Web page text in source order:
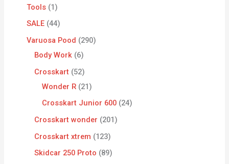
Tools 1
SALE 44
Varuosa Pood
290
Body Work 6
Crosskart 52
Wonder R 21
Crosskart Junior 600 24
Crosskart wonder
201
Crosskart xtrem
123
Skidcar 250 Proto
89